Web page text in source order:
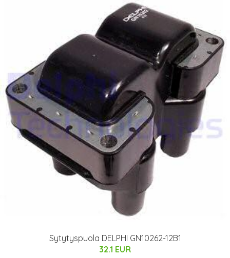
Sytytyspuola DELPHI GN10262-12B1
32.1 EUR